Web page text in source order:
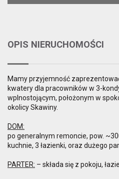
OPIS NIERUCHOMOŚCI
Mamy przyjemność
kwatery dla pracowników w 3-
wplnostojącym, położonym w
okolicy Skawiny.
DOM:
po generalnym remoncie, pow.
kuchnie, 3 łazienki, oraz dużego
PARTER: – składa się z pokoju,